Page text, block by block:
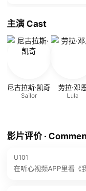
主演 Cast
尼古拉斯·凯奇
Sailor
劳拉·邓
Lula
影片评价 ·
U101
在听心视频APP里看《